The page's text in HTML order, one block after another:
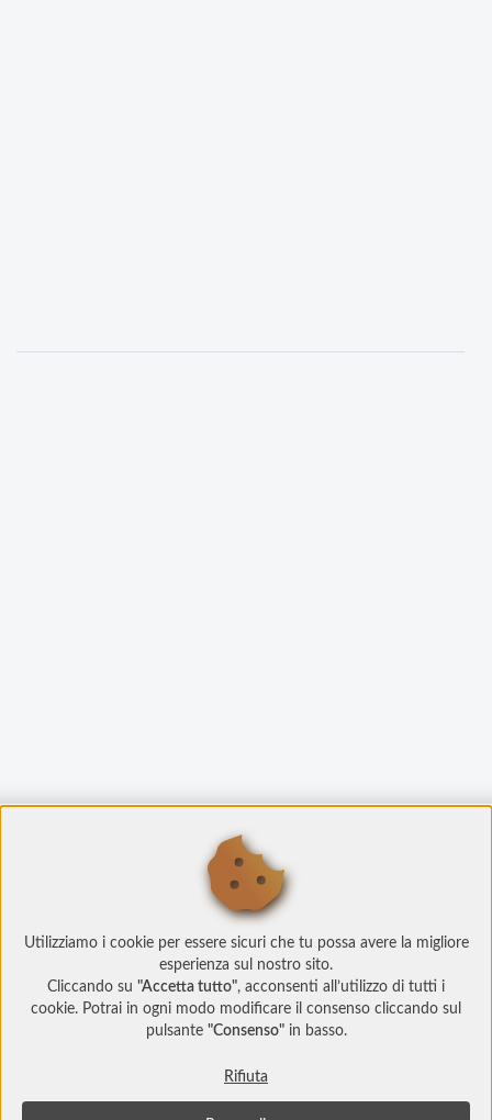
Utilizziamo i cookie per essere sicuri che tu possa avere la migliore
esperienza sul nostro sito.
Cliccando su "Accetta tutto", acconsenti all’utilizzo di tutti i
cookie. Potrai in ogni modo modificare il consenso cliccando sul
pulsante "Consenso"in basso.
Rifiuta